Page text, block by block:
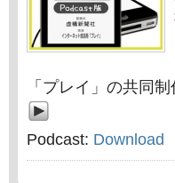
「プレイ」の共同制
Podcast: Download